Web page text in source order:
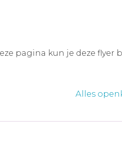
pagina kun je deze flyer
Alles